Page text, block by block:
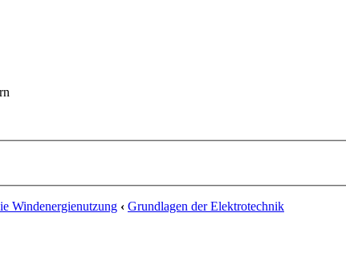
Windenergienutzung ‹ Grundlagen der Elektrotechnik